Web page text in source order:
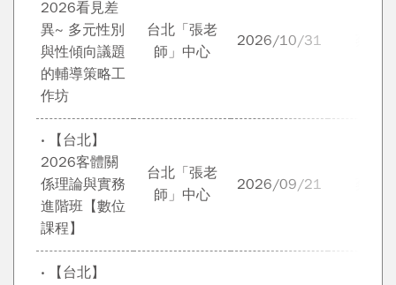
2026看見差
異~ 多元性別
與性傾向議題
的輔導策略工
作坊
台北「張老
師」中心
2026/10/31
‧ 【台北】
2026客體關
係理論與實務
進階班【數位
課程】
台北「張老
師」中心
2026/09/21
‧ 【台北】